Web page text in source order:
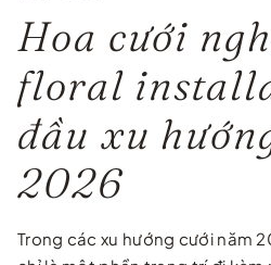
Hoa cưới
floral
đầu xu
2026
Trong các xu hướng cưới năm